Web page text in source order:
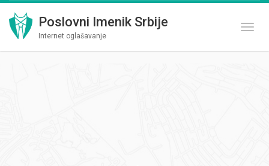
Poslovni Imenik Srbije
Internet oglašavanje